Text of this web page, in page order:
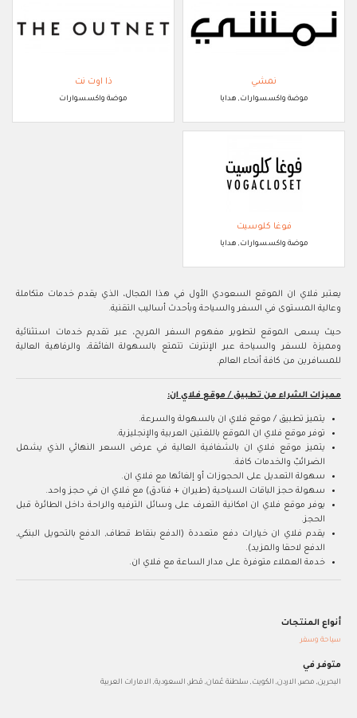
نمشي
موضة واكسسوارات, هدايا
ذا اوت نت
موضة واكسسوارات
فوغا كلوسيت
موضة واكسسوارات, هدايا
يعتبر فلاي ان اﻟﻤﻮﻗﻊ اﻟﺴﻌﻮدي اﻷول ﻓﻲ‬ هذا المجال، اﻟﺬي ﻳﻘﺪم ﺧﺪﻣﺎت ﻣﺘﻜﺎﻣﻠﺔ
وﻋﺎﻟﻴﺔ اﻟﻤﺴﺘﻮى ﻓﻲ اﻟﺴﻔﺮ واﻟﺴﻴﺎﺣﺔ‬ وﺑﺄﺣﺪث أﺳﺎﻟﻴﺐ اﻟﺘﻘﻨﻴﺔ.
حيث يسعى الموقع ﻟﺘﻄﻮﻳﺮ ﻣﻔﻬﻮم اﻟﺴﻔﺮ اﻟﻤﺮﻳﺢ، ﻋﺒﺮ ﺗﻘﺪﻳﻢ ﺧﺪﻣﺎت اﺳﺘﺜﻨﺎﺋﻴﺔ
وﻣﻤﻴﺰة‬ ﻟﻠﺴﻔﺮ واﻟﺴﻴﺎﺣﺔ ﻋﺒﺮ اﻹﻧﺘﺮﻧﺖ ﺗﺘﻤﺘﻊ ﺑﺎﻟﺴﻬﻮﻟﺔ اﻟﻔﺎﺋﻘﺔ، واﻟﺮﻓﺎﻫﻴﺔ اﻟﻌﺎﻟﻴﺔ‬
ﻟﻠﻤﺴﺎﻓﺮﻳﻦ ﻣﻦ ﻛﺎﻓﺔ أﻧﺤﺎء اﻟﻌﺎﻟم.
مميزات الشراء من تطبيق / موقع فلاي ان:
يتميز تطبيق / موقع فلاي ان بالسهولة والسرعة.
توفر موقع فلاي ان الموقع ﺑﺎﻟﻠﻐﺘﻴﻦ اﻟﻌﺮﺑﻴﺔ‬ واﻹﻧﺠﻠﻴﺰﻳﺔ.
يتميز موقع فلاي ان بالشفافية العالية في عرض اﻟﺴﻌﺮ اﻟﻨﻬﺎﺋﻲ اﻟﺬي ﻳﺸﻤﻞ
اﻟﻀﺮاﺋﺐ‬ّ‬ واﻟﺨﺪﻣﺎت ﻛﺎﻓﺔ.
سهولة التعديل على الحجوزات أو إلغائها مع فلاي ان.
سهولة حجز الباقات السياحية (طيران + فنادق) مع فلاي ان في حجز واحد.
يوفر موقع فلاي ان امكانية التعرف على وسائل الترفيه والراحة داخل الطائرة قبل
الحجز.
يقدم فلاي ان خيارات دفع متعددة (الدفع بنقاط قطاف, الدفع بالتحويل البنكي,
الدفع لاحقا والمزيد).
خدمة العملاء متوفرة على مدار الساعة مع فلاي ان.
أنواع المنتجات
سياحة وسفر
متوفر في
البحرين, مصر, الاردن, الكويت, سلطنة عُمان, قطر, السعودية, الامارات العربية